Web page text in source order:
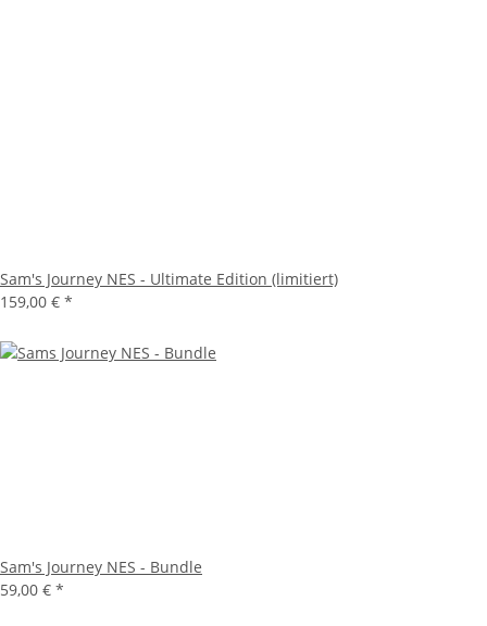
Sam's Journey NES - Ultimate Edition (limitiert)
159,00 € *
Sam's Journey NES - Bundle
59,00 € *